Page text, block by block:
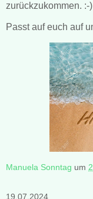
zurückzukommen. :-)
Passt auf euch auf
Manuela Sonntag um
19.07.2024